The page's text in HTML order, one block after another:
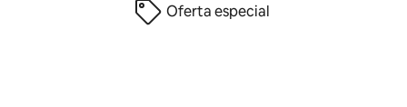
Oferta especial